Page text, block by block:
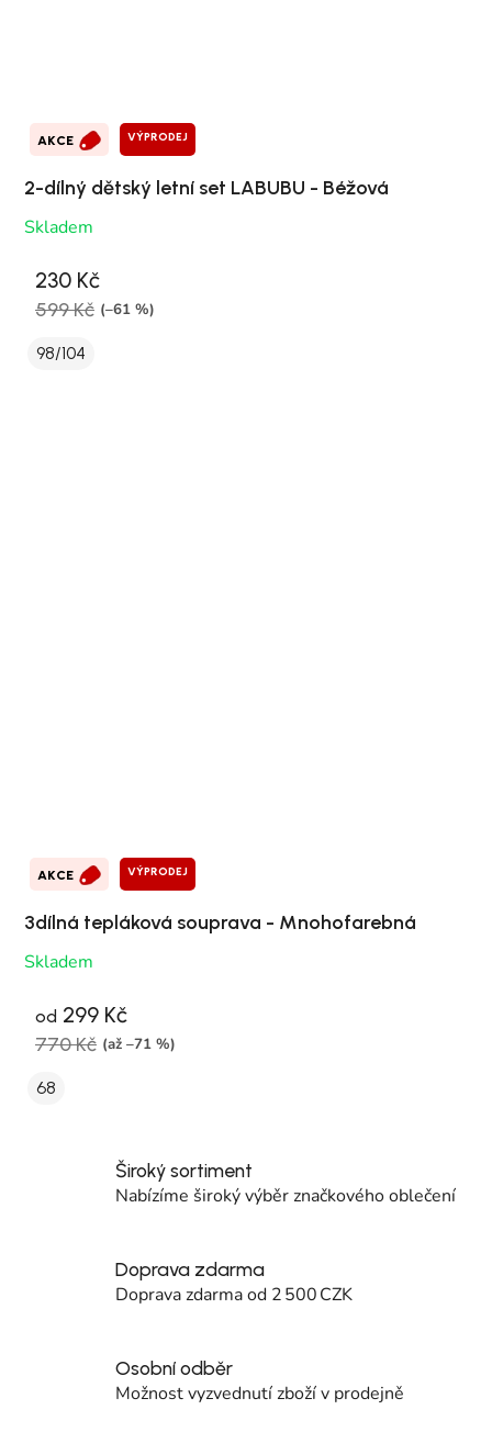
AKCE VÝPRODEJ
2-dílný dětský letní set LABUBU - Béžová
Skladem
230 Kč
599 Kč (–61 %)
98/104
AKCE VÝPRODEJ
3dílná tepláková souprava - Mnohofarebná
Skladem
od 299 Kč
770 Kč (až –71 %)
68
Široký sortiment
Nabízíme široký výběr značkového oblečení
Doprava zdarma
Doprava zdarma od 2 500 CZK
Osobní odběr
Možnost vyzvednutí zboží v prodejně